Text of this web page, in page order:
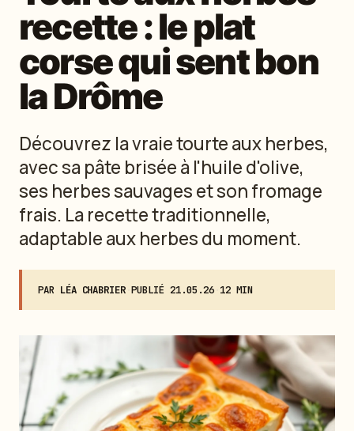
recette : le plat
corse qui sent bon
la Drôme
Découvrez la vraie tourte aux herbes,
avec sa pâte brisée à l'huile d'olive,
ses herbes sauvages et son fromage
frais. La recette traditionnelle,
adaptable aux herbes du moment.
PAR LÉA CHABRIER· PUBLIÉ 21.05.26· 12 MIN